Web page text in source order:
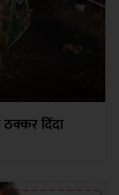
ठक्कर दिँदा